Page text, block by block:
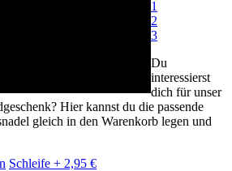
1
2
3
Du
interessierst
dich für unser
Hier kannst du die passende
gleich in den Warenkorb legen und
Schleife + 2,95 €